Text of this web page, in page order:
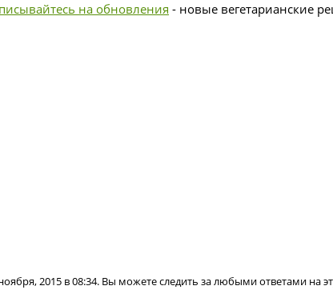
на обновления - новые вегетарианские
2015 в 08:34. Вы можете следить за любыми ответами на